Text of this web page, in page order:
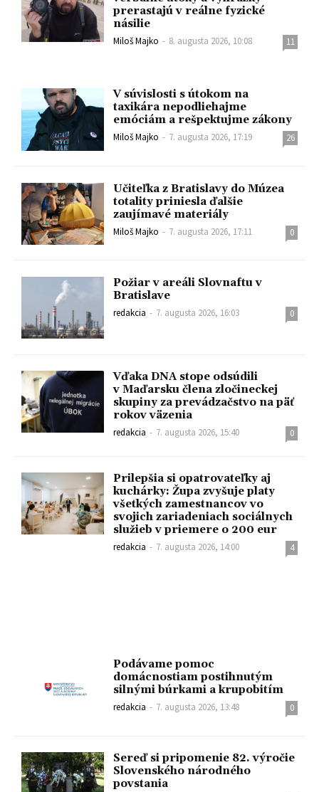
prerastajú v reálne fyzické
násilie
Miloš Majko - 8. augusta 2026, 10:08 11
V súvislosti s útokom na
taxikára nepodliehajme
emóciám a rešpektujme zákony
Miloš Majko - 7. augusta 2026, 17:19 26
Učiteľka z Bratislavy do Múzea
totality priniesla ďalšie
zaujímavé materiály
Miloš Majko - 7. augusta 2026, 17:11 0
Požiar v areáli Slovnaftu v
Bratislave
redakcia - 7. augusta 2026, 16:03 0
Vďaka DNA stope odsúdili
v Maďarsku člena zločineckej
skupiny za prevádzačstvo na päť
rokov väzenia
redakcia - 7. augusta 2026, 15:40 0
Prilepšia si opatrovateľky aj
kuchárky: Župa zvyšuje platy
všetkých zamestnancov vo
svojich zariadeniach sociálnych
služieb v priemere o 200 eur
redakcia - 7. augusta 2026, 14:00 4
Podávame pomoc
domácnostiam postihnutým
silnými búrkami a krupobitím
redakcia - 7. augusta 2026, 13:48 0
Sereď si pripomenie 82. výročie
Slovenského národného
povstania